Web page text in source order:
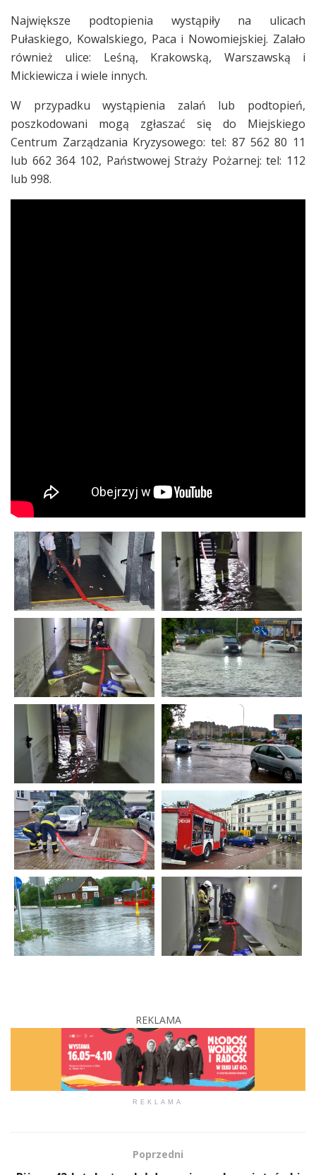
Największe podtopienia wystąpiły na ulicach
Pułaskiego, Kowalskiego, Paca i Nowomiejskiej. Zalało
również ulice: Leśną, Krakowską, Warszawską i
Mickiewicza i wiele innych.
W przypadku wystąpienia zalań lub podtopień,
poszkodowani mogą zgłaszać się do Miejskiego
Centrum Zarządzania Kryzysowego: tel: 87 562 80 11
lub 662 364 102, Państwowej Straży Pożarnej: tel: 112
lub 998.
REKLAMA
REKLAMA
Poprzedni